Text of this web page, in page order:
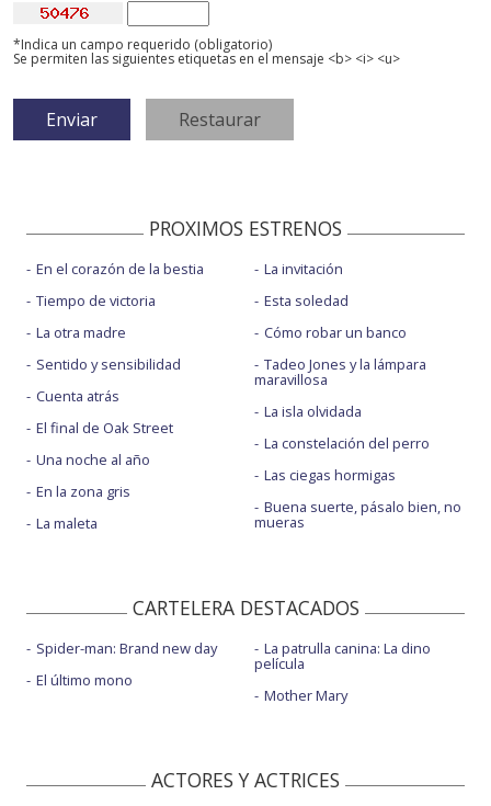
*Indica un campo requerido (obligatorio)
Se permiten las siguientes etiquetas en el mensaje <b> <i> <u>
PROXIMOS ESTRENOS
En el corazón de la bestia
Tiempo de victoria
La otra madre
Sentido y sensibilidad
Cuenta atrás
El final de Oak Street
Una noche al año
En la zona gris
La maleta
La invitación
Esta soledad
Cómo robar un banco
Tadeo Jones y la lámpara
maravillosa
La isla olvidada
La constelación del perro
Las ciegas hormigas
Buena suerte, pásalo bien, no
mueras
CARTELERA DESTACADOS
Spider-man: Brand new day
El último mono
La patrulla canina: La dino
película
Mother Mary
ACTORES Y ACTRICES